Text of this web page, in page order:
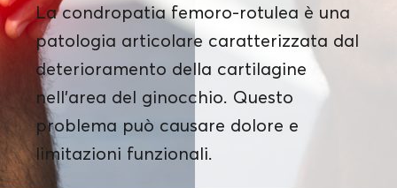
La condropatia femoro-rotulea è una
patologia articolare caratterizzata dal
deterioramento della cartilagine
nell'area del ginocchio. Questo
problema può causare dolore e
limitazioni funzionali.